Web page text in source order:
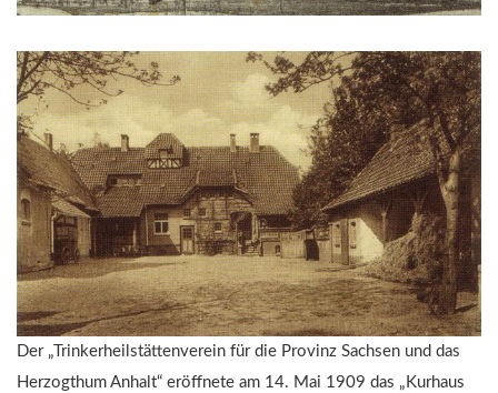
Der „Trinkerheilstättenverein für die Provinz Sachsen und das
Herzogthum Anhalt“ eröffnete am 14. Mai 1909 das „Kurhaus